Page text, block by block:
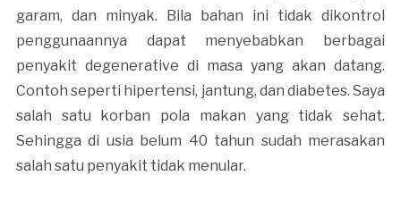
garam, dan minyak. Bila bahan ini tidak dikontrol
penggunaannya dapat menyebabkan berbagai
penyakit degenerative di masa yang akan datang.
Contoh seperti hipertensi, jantung, dan diabetes. Saya
salah satu korban pola makan yang tidak sehat.
Sehingga di usia belum 40 tahun sudah merasakan
salah satu penyakit tidak menular.